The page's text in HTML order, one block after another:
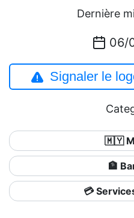
Dernière
06/
Signaler le
🇲🇾
🏦
💳